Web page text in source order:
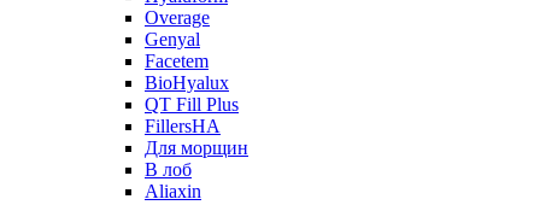
Overage
Genyal
Facetem
BioHyalux
QT Fill Plus
FillersHA
Для морщин
В лоб
Aliaxin